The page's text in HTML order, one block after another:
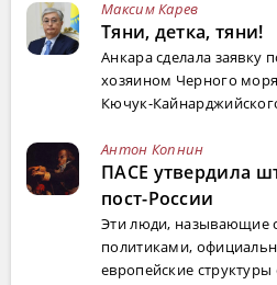
Максим Карев
Тяни, детка, тяни!
Анкара сделала заявку
хозяином Черного
Кючук-
Антон Копнин
ПАСЕ утвердила
пост-России
Эти люди, называющие
политиками,
европейские